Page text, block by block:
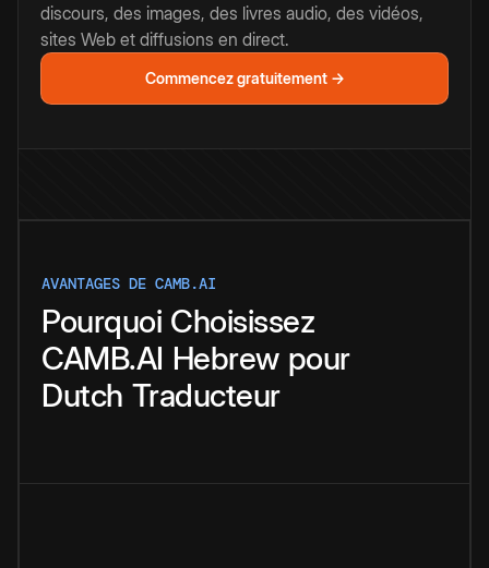
discours, des images, des livres audio, des vidéos,
sites Web et diffusions en direct.
Commencez gratuitement →
AVANTAGES DE CAMB.AI
Pourquoi Choisissez
CAMB.AI Hebrew pour
Dutch Traducteur